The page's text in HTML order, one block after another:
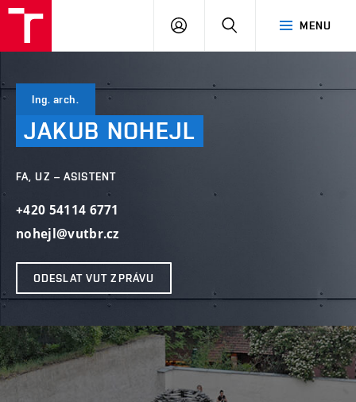
MENU
PŘIHLÁSIT
Ing. arch.
JAKUB NOHEJL
FA, UZ – ASISTENT
+420 54114 6771
nohejl@vutbr.cz
ODESLAT VUT ZPRÁVU